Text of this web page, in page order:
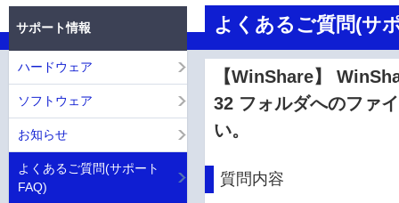
よくあるご質問(サ
【WinShare】
32 フォルダへのファ
い。
質問内容
サポート情報
ハードウェア
ソフトウェア
お知らせ
よくあるご質問(サポート
FAQ)